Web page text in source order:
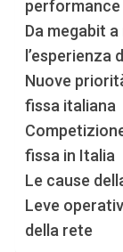
performance
Da megabit
l’esperienza
Nuove
fissa italiana
fissa in Italia
Le cause
Leve
della rete